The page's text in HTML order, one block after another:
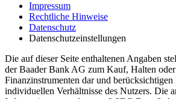
Impressum
Rechtliche Hinweise
Datenschutz
Datenschutzeinstellungen
Die auf dieser Seite enthaltenen Angaben
der Baader Bank AG zum Kauf, Halten
Finanzinstrumenten dar und
individuellen Verhältnisse des Nutzers. Die